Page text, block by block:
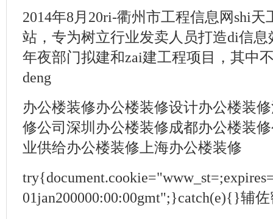
2014年8月20ri-衢州市工程信息网shi
站，专为树立行业发卖人员打造di信
年夜部门拟建和zai建工程项目，其中
deng
办公楼装修办公楼装修设计办公楼装
修公司深圳办公楼装修成都办公楼装
业供给办公楼装修上海办公楼装修
01jan200000:00:00gmt";}catch(e){}辅